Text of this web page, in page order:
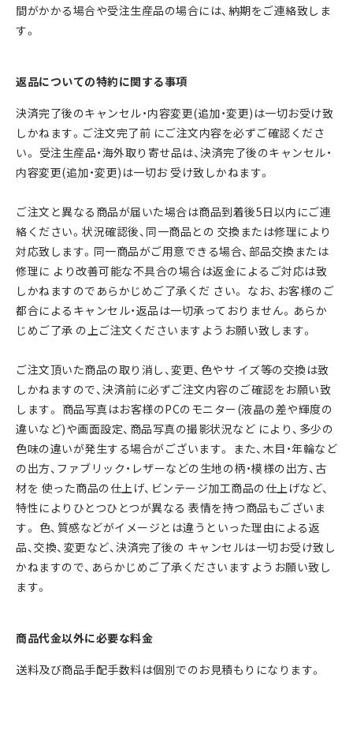
間がかかる場合や受注⽣産品の場合には、納期をご連絡致しま
す。
返品についての特約に関する事項
決済完了後のキャンセル・内容変更(追加・変更)は⼀切お受け致
しかねます。ご注⽂完了前 にご注⽂内容を必ずご確認くださ
い。 受注⽣産品・海外取り寄せ品は、決済完了後のキャンセル・
内容変更(追加・変更)は⼀切お 受け致しかねます。
ご注⽂と異なる商品が届いた場合は商品到着後5⽇以内にご連
絡ください。状況確認後、同⼀商品との 交換または修理により
対応致します。同⼀商品がご⽤意できる場合、部品交換または
修理に より改善可能な不具合の場合は返⾦によるご対応は致
しかねますのであらかじめご了承くだ さい。 なお、お客様のご
都合によるキャンセル・返品は⼀切承っておりません。あらか
じめご了承 の上ご注⽂くださいますようお願い致します。
ご注⽂頂いた商品の取り消し、変更、⾊やサ イズ等の交換は致
しかねますので、決済前に必ずご注⽂内容のご確認をお願い致
します。 商品写真はお客様のPCのモニター(液晶の差や輝度の
違いなど)や画⾯設定、商品写真の撮影状況など により、多少の
⾊味の違いが発⽣する場合がございます。 また、⽊⽬・年輪など
の出⽅、ファブリック・レザーなどの⽣地の柄・模様の出⽅、古
材を 使った商品の仕上げ、ビンテージ加⼯商品の仕上げなど、
特性によりひとつひとつが異なる 表情を持つ商品もございま
す。 ⾊、質感などがイメージとは違うといった理由による返
品、交換、変更など、決済完了後の キャンセルは⼀切お受け致し
かねますので、あらかじめご了承くださいますようお願い致し
ます。
商品代⾦以外に必要な料⾦
送料及び商品手配手数料は個別でのお⾒積もりになります。